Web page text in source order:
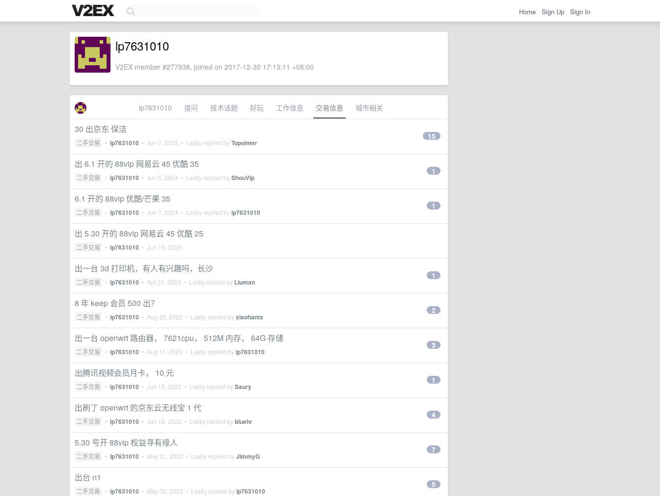
Home Sign Up Sign In
lp7631010
V2EX member #277938, joined on 2017-12-30 17:13:11 +08:00
lp7631010 提问 技术话题 好玩 工作信息 交易信息 城市相关
30 出京东 保洁
二手交易 • lp7631010 • Jun 7, 2025 • Lastly replied byTopointer
15
出 6.1 开的 88vip 网易云 45 优酷 35
二手交易 • lp7631010 • Jun 5, 2024 • Lastly replied byShouVip
1
6.1 开的 88vip 优酷/芒果 35
二手交易 • lp7631010 • Jun 7, 2024 • Lastly replied bylp7631010
1
出 5.30 开的 88vip 网易云 45 优酷 25
二手交易 • lp7631010 • Jun 15, 2023
出一台 3d 打印机，有人有兴趣吗，长沙
二手交易 • lp7631010 • Apr 21, 2023 • Lastly replied by Liuman
1
8 年 keep 会员 500 出？
二手交易 • lp7631010 • Aug 25, 2022 • Lastly replied byxiaohantx
2
出一台 openwrt 路由器， 7621cpu， 512M 内存， 64G 存储
二手交易 • lp7631010 • Aug 11, 2022 • Lastly replied bylp7631010
3
出腾讯视频会员月卡， 10 元
二手交易 • lp7631010 • Jun 15, 2022 • Lastly replied bySaury
1
出刷了 openwrt 的京东云无线宝 1 代
二手交易 • lp7631010 • Jun 10, 2022 • Lastly replied bybluehr
4
5.30 号开 88vip 权益寻有缘人
二手交易 • lp7631010 • May 31, 2022 • Lastly replied byJimmyG
7
出台 n1
二手交易 • lp7631010 • May 30, 2022 • Lastly replied bylp7631010
5